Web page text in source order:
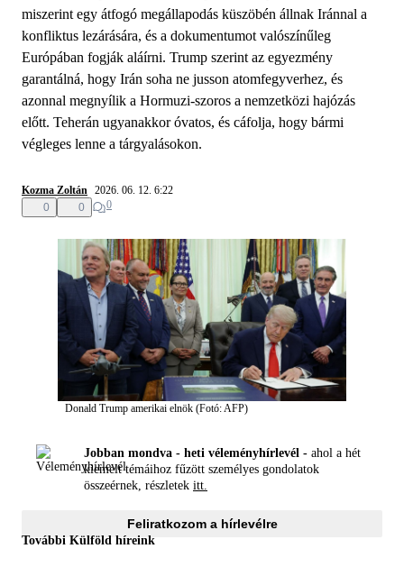
miszerint egy átfogó megállapodás küszöbén állnak Iránnal a
konfliktus lezárására, és a dokumentumot valószínűleg
Európában fogják aláírni. Trump szerint az egyezmény
garantálná, hogy Irán soha ne jusson atomfegyverhez, és
azonnal megnyílik a Hormuzi-szoros a nemzetközi hajózás
előtt. Teherán ugyanakkor óvatos, és cáfolja, hogy bármi
végleges lenne a tárgyalásokon.
Kozma Zoltán 2026. 06. 12. 6:22
0
0 0
Donald Trump amerikai elnök (Fotó: AFP)
Jobban mondva - heti véleményhírlevél - ahol a hét
kiemelt témáihoz fűzött személyes gondolatok
összeérnek, részletek itt.
Feliratkozom a hírlevélre
További Külföld híreink